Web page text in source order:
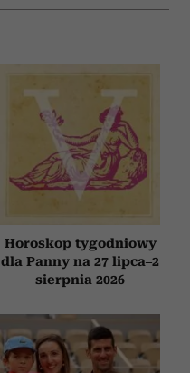
Horoskop tygodniowy
dla Panny na 27 lipca–2
sierpnia 2026